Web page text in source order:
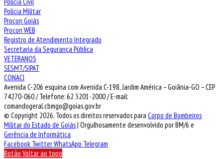
Polícia Civil
Polícia Militar
Procon Goiás
Procon WEB
Registro de Atendimento Integrado
Secretaria da Segurança Pública
VETERANOS
SESMT/SIPAT
CONACI
Avenida C-206 esquina com Avenida C-198, Jardim América – Goiânia-GO – CEP
74270-060 / Telefone: 62 3201-2000 / E-mail:
comandogeral.cbmgo@goias.gov.br
© Copyright 2026, Todos os direitos reservados para Corpo de Bombeiros
Militar do Estado de Goiás| Orgulhosamente desenvolvido por BM/6 e
Gerência de Informática
Facebook TwitterWhatsApp Telegram
Botão Voltar ao topo